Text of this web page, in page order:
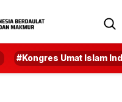
#Kongres Umat Islam